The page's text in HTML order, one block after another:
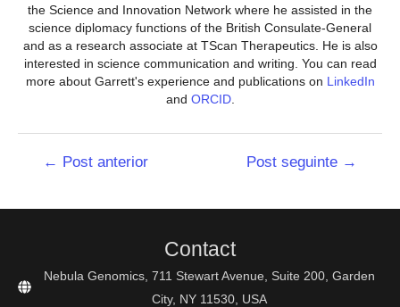
the Science and Innovation Network where he assisted in the
science diplomacy functions of the British Consulate-General
and as a research associate at TScan Therapeutics. He is also
interested in science communication and writing. You can read
more about Garrett's experience and publications on LinkedIn
and ORCID.
Navegação
← Post anterior Post seguinte →
Contact
Nebula Genomics, 711 Stewart Avenue, Suite 200, Garden
City, NY 11530, USA